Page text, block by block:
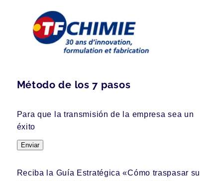
Método de los 7 pasos
Para que la transmisión de la empresa sea un
éxito
Enviar
Reciba la Guía Estratégica «Cómo traspasar su